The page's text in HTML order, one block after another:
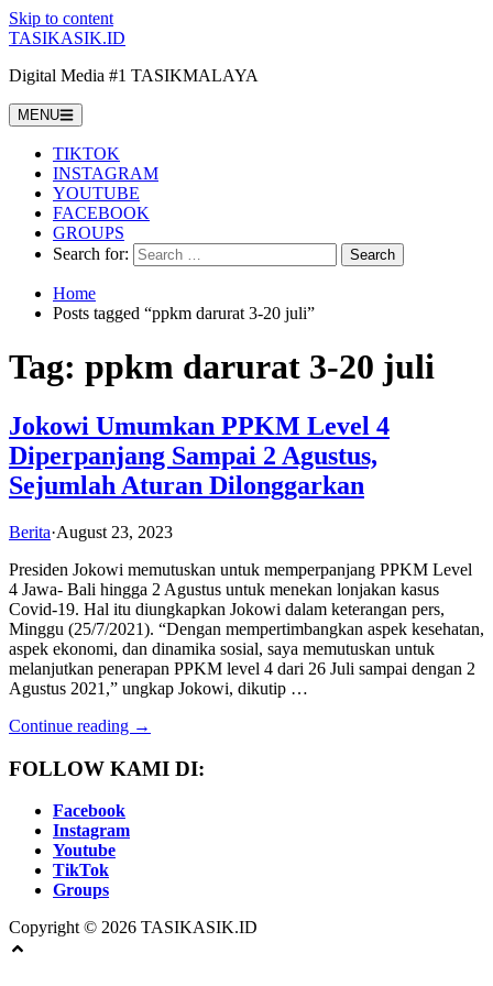
Skip to content
TASIKASIK.ID
Digital Media #1 TASIKMALAYA
MENU
TIKTOK
INSTAGRAM
YOUTUBE
FACEBOOK
GROUPS
Search for:
Home
Posts tagged “ppkm darurat 3-20 juli”
Tag: ppkm darurat 3-20 juli
Jokowi Umumkan PPKM Level 4
Diperpanjang Sampai 2 Agustus,
Sejumlah Aturan Dilonggarkan
Berita·August 23, 2023
Presiden Jokowi memutuskan untuk memperpanjang PPKM Level
4 Jawa- Bali hingga 2 Agustus untuk menekan lonjakan kasus
Covid-19. Hal itu diungkapkan Jokowi dalam keterangan pers,
Minggu (25/7/2021). “Dengan mempertimbangkan aspek kesehatan,
aspek ekonomi, dan dinamika sosial, saya memutuskan untuk
melanjutkan penerapan PPKM level 4 dari 26 Juli sampai dengan 2
Agustus 2021,” ungkap Jokowi, dikutip …
Continue reading →
FOLLOW KAMI DI:
Facebook
Instagram
Youtube
TikTok
Groups
Copyright © 2026 TASIKASIK.ID